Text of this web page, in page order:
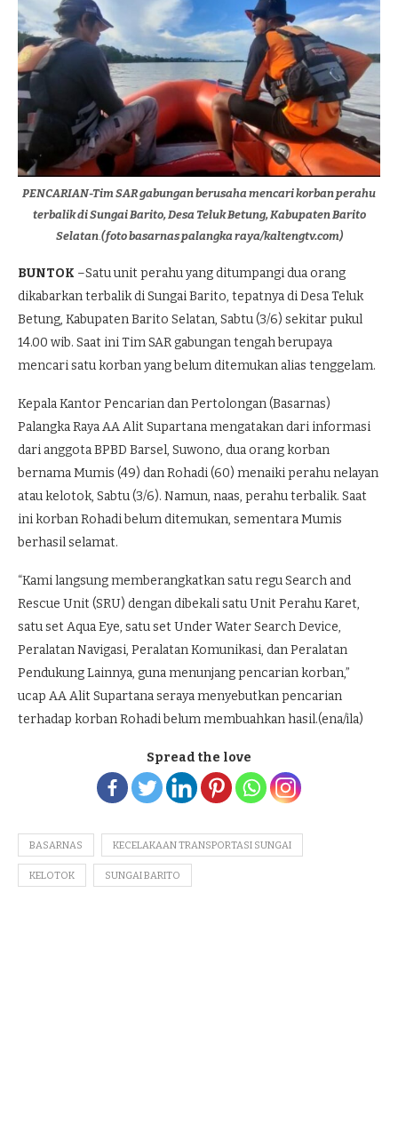
PENCARIAN-Tim SAR gabungan berusaha mencari korban perahu
terbalik di Sungai Barito, Desa Teluk Betung, Kabupaten Barito
Selatan. (foto basarnas palangka raya/kaltengtv.com)
BUNTOK –Satu unit perahu yang ditumpangi dua orang
dikabarkan terbalik di Sungai Barito, tepatnya di Desa Teluk
Betung, Kabupaten Barito Selatan, Sabtu (3/6) sekitar pukul
14.00 wib. Saat ini Tim SAR gabungan tengah berupaya
mencari satu korban yang belum ditemukan alias tenggelam.
Kepala Kantor Pencarian dan Pertolongan (Basarnas)
Palangka Raya AA Alit Supartana mengatakan dari informasi
dari anggota BPBD Barsel, Suwono, dua orang korban
bernama Mumis (49) dan Rohadi (60) menaiki perahu nelayan
atau kelotok, Sabtu (3/6). Namun, naas, perahu terbalik. Saat
ini korban Rohadi belum ditemukan, sementara Mumis
berhasil selamat.
“Kami langsung memberangkatkan satu regu Search and
Rescue Unit (SRU) dengan dibekali satu Unit Perahu Karet,
satu set Aqua Eye, satu set Under Water Search Device,
Peralatan Navigasi, Peralatan Komunikasi, dan Peralatan
Pendukung Lainnya, guna menunjang pencarian korban,”
ucap AA Alit Supartana seraya menyebutkan pencarian
terhadap korban Rohadi belum membuahkan hasil.(ena/ila)
Spread the love
BASARNAS KECELAKAAN TRANSPORTASI SUNGAI
KELOTOK SUNGAI BARITO